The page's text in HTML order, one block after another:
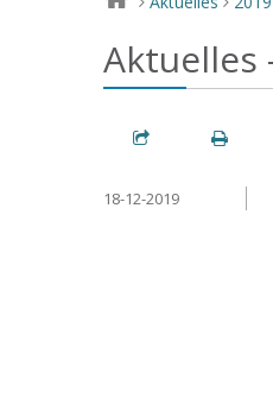
Aktuelles
18-12-2019